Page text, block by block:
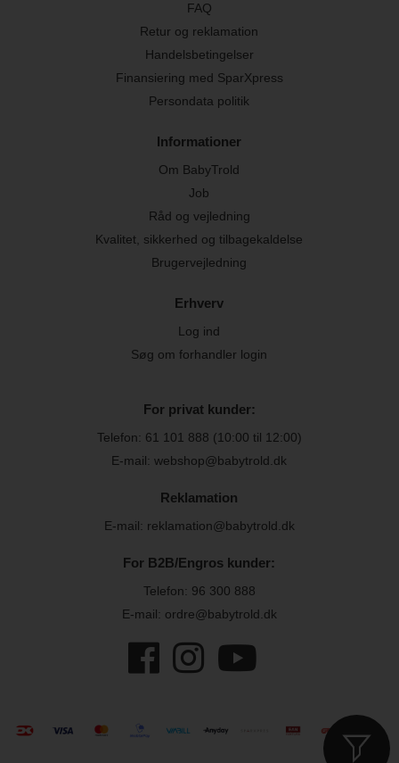
FAQ
Retur og reklamation
Handelsbetingelser
Finansiering med SparXpress
Persondata politik
Informationer
Om BabyTrold
Job
Råd og vejledning
Kvalitet, sikkerhed og tilbagekaldelse
Brugervejledning
Erhverv
Log ind
Søg om forhandler login
For privat kunder:
Telefon: 61 101 888 (10:00 til 12:00)
E-mail: webshop@babytrold.dk
Reklamation
E-mail: reklamation@babytrold.dk
For B2B/Engros kunder:
Telefon: 96 300 888
E-mail: ordre@babytrold.dk